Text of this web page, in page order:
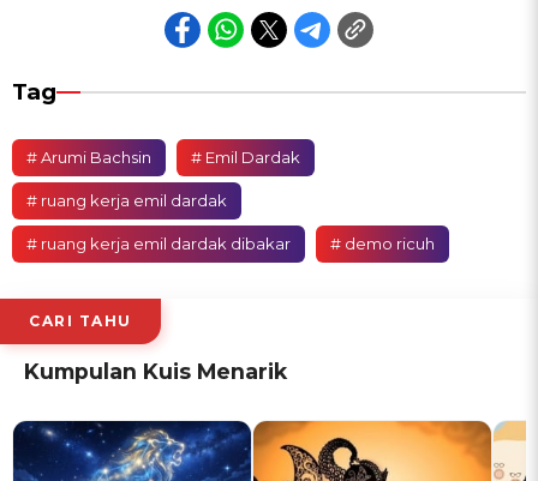
Tag
# Arumi Bachsin # Emil Dardak
# ruang kerja emil dardak
# ruang kerja emil dardak dibakar # demo ricuh
CARI TAHU
Kumpulan Kuis Menarik